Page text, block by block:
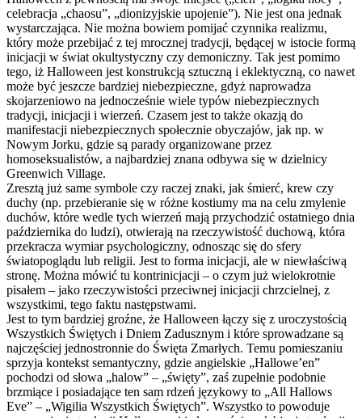
celebracja „chaosu”, „dionizyjskie upojenie”). Nie jest ona jednak
wystarczająca. Nie można bowiem pomijać czynnika realizmu,
który może przebijać z tej mrocznej tradycji, będącej w istocie formą
inicjacji w świat okultystyczny czy demoniczny. Tak jest pomimo
tego, iż Halloween jest konstrukcją sztuczną i eklektyczną, co nawet
może być jeszcze bardziej niebezpieczne, gdyż naprowadza
skojarzeniowo na jednocześnie wiele typów niebezpiecznych
tradycji, inicjacji i wierzeń. Czasem jest to także okazją do
manifestacji niebezpiecznych społecznie obyczajów, jak np. w
Nowym Jorku, gdzie są parady organizowane przez
homoseksualistów, a najbardziej znana odbywa się w dzielnicy
Greenwich Village.
Zresztą już same symbole czy raczej znaki, jak śmierć, krew czy
duchy (np. przebieranie się w różne kostiumy ma na celu zmylenie
duchów, które wedle tych wierzeń mają przychodzić ostatniego dnia
października do ludzi), otwierają na rzeczywistość duchową, która
przekracza wymiar psychologiczny, odnosząc się do sfery
światopoglądu lub religii. Jest to forma inicjacji, ale w niewłaściwą
stronę. Można mówić tu kontrinicjacji – o czym już wielokrotnie
pisałem – jako rzeczywistości przeciwnej inicjacji chrzcielnej, z
wszystkimi, tego faktu następstwami.
Jest to tym bardziej groźne, że Halloween łączy się z uroczystością
Wszystkich Świętych i Dniem Zadusznym i które sprowadzane są
najczęściej jednostronnie do Święta Zmarłych. Temu pomieszaniu
sprzyja kontekst semantyczny, gdzie angielskie „Hallowe’en”
pochodzi od słowa „halow” – „święty”, zaś zupełnie podobnie
brzmiące i posiadające ten sam rdzeń językowy to „All Hallows
Eve” – „Wigilia Wszystkich Świętych”. Wszystko to powoduje